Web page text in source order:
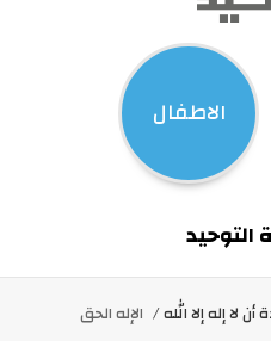
الاطفال
لا إله إلا الله الإله الحق